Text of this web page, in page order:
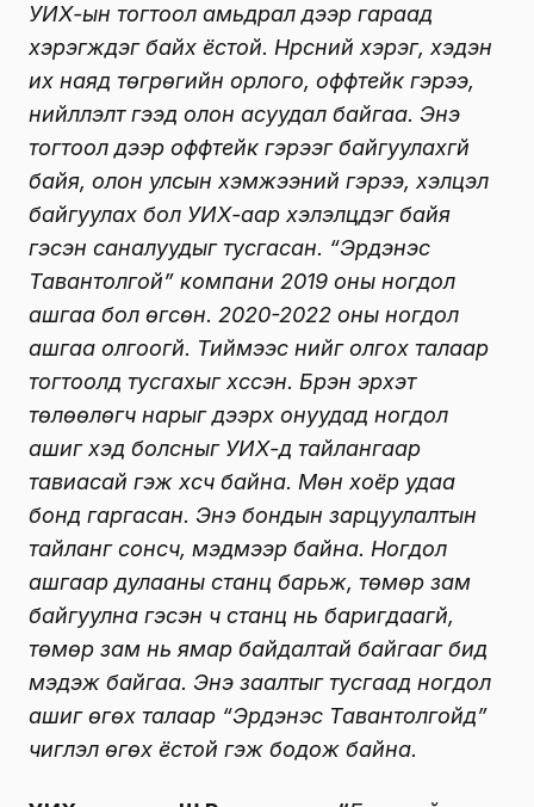
УИХ-ын тогтоол амьдрал дээр гараад
хэрэгждэг байх ёстой. Нүүрсний хэрэг, хэдэн
их наяд төгрөгийн орлого, оффтейк гэрээ,
нийлүүлэлт гээд олон асуудал байгаа. Энэ
тогтоол дээр оффтейк гэрээг байгуулахгүй
байя, олон улсын хэмжээний гэрээ, хэлцэл
байгуулах бол УИХ-аар хэлэлцдэг байя
гэсэн саналуудыг тусгасан. “Эрдэнэс
Тавантолгой” компани 2019 оны ногдол
ашгаа бол өгсөн. 2020-2022 оны ногдол
ашгаа олгоогүй. Тиймээс үүнийг олгох талаар
тогтоолд тусгахыг хүссэн. Бүрэн эрхэт
төлөөлөгч нарыг дээрх онуудад ногдол
ашиг хэд болсныг УИХ-д тайлангаар
тавиасай гэж хүсч байна. Мөн хоёр удаа
бонд гаргасан. Энэ бондын зарцуулалтын
тайланг сонсч, мэдмээр байна. Ногдол
ашгаар дулааны станц барьж, төмөр зам
байгуулна гэсэн ч станц нь баригдаагүй,
төмөр зам нь ямар байдалтай байгааг бид
мэдэж байгаа. Энэ заалтыг тусгаад ногдол
ашиг өгөх талаар “Эрдэнэс Тавантолгойд”
чиглэл өгөх ёстой гэж бодож байна.